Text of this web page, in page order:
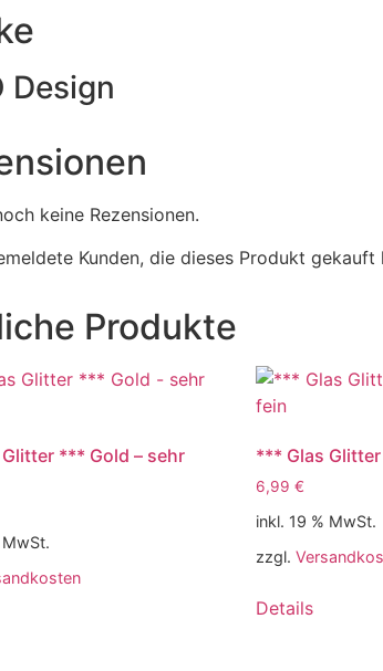
Design
keine Rezensionen.
Kunden, die dieses Produkt
Produkte
*** Gold – sehr
MwSt.
*** Glas
6,99 €
inkl. 19 % MwSt.
zzgl.
Details